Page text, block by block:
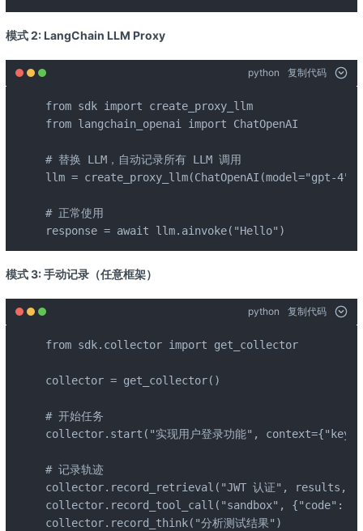
模式 2: LangChain LLM Proxy
python 复制代码
from sdk import create_proxy_llm
from langchain_openai import ChatOpenAI
# 替换 LLM，自动记录所有 LLM 调用
llm = create_proxy_llm(ChatOpenAI(model="gpt-4"))
# 正常使用
response = await llm.ainvoke("Hello")
模式 3: 手动记录（任意框架）
python 复制代码
from sdk.collector import get_collector
collector = get_collector()
# 开始任务
collector.start("实现用户登录功能",
# 记录轨迹
collector.record_retrieval("JWT 认证", results,
collector.record_tool_call("sandbox",
collector.record_think("分析测试结果")